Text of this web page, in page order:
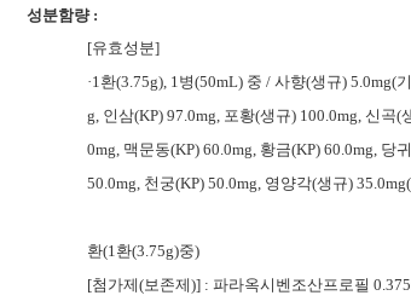
성분함량 :
[유효성분]
·1환(3.75g), 1병(50mL) 중 / 사향(생규)
g, 인삼(KP) 97.0mg, 포황(생규) 100.0mg, 신곡
0mg, 맥문동(KP) 60.0mg, 황금(KP) 60.0mg, 당
50.0mg, 천궁(KP) 50.0mg, 영양각(생규)
환(1환(3.75g)중)
[첨가제(보존제)] : 파라옥시벤조산프로필